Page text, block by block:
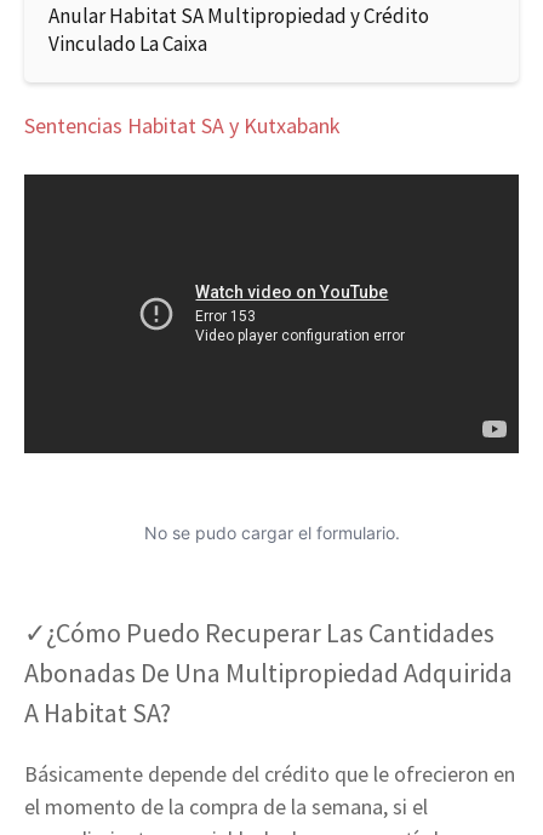
Anular Habitat SA Multipropiedad y Crédito
Vinculado La Caixa
Sentencias Habitat SA y Kutxabank
No se pudo cargar el formulario.
✓¿Cómo Puedo Recuperar Las Cantidades
Abonadas De Una Multipropiedad Adquirida
A Habitat SA?
Básicamente depende del crédito que le ofrecieron en
el momento de la compra de la semana, si el